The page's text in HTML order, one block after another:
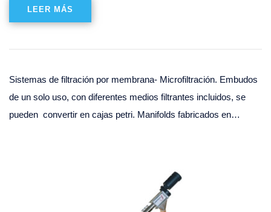
LEER MÁS
Sistemas de filtración por membrana- Microfiltración. Embudos
de un solo uso, con diferentes medios filtrantes incluidos, se
pueden convertir en cajas petri. Manifolds fabricados en…